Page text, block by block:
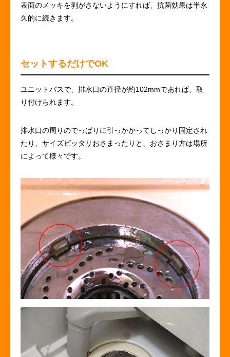
表面のメッキを剥がさないようにすれば、抗菌効果は半永
久的に続きます。
セットするだけでOK
ユニットバスで、排水口の直径が約102mmであれば、取
り付けられます。
排水口の周りのでっぱりに引っかかってしっかり固定され
たり、サイズピッタリおさまったりと、おさまり方は場所
によって様々です。